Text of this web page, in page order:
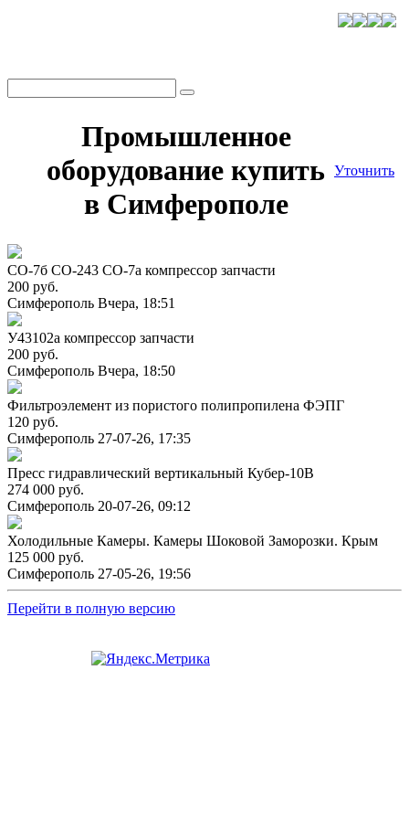
Промышленное
оборудование купить
в Симферополе
Уточнить
СО-7б СО-243 СО-7а компрессор запчасти
200 руб.
Симферополь Вчера, 18:51
У43102а компрессор запчасти
200 руб.
Симферополь Вчера, 18:50
Фильтроэлемент из пористого полипропилена ФЭПГ
120 руб.
Симферополь 27-07-26, 17:35
Пресс гидравлический вертикальный Кубер-10В
274 000 руб.
Симферополь 20-07-26, 09:12
Холодильные Камеры. Камеры Шоковой Заморозки. Крым
125 000 руб.
Симферополь 27-05-26, 19:56
Перейти в полную версию